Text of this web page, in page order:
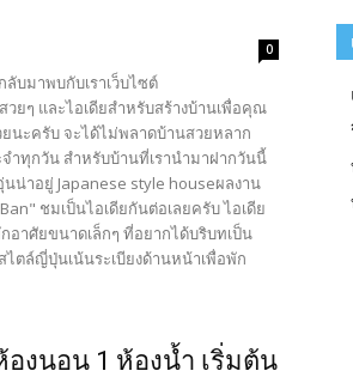
0
บมาพบกับเราเว็บไซต์
ยๆ และไอเดียสำหรับสร้างบ้านเพื่อคุณ
ยนะครับ จะได้ไม่พลาดบ้านสวยหลาก
ำทุกวัน สำหรับบ้านที่เรานำมาฝากวันนี้
น่าอยู่ Japanese style houseผลงาน
ชมเป็นไอเดียกันต่อเลยครับ ไอเดีย
าศัยขนาดเล็กๆ ที่อยากได้บริบทเป็น
ตล์ญี่ปุ่นเน้นระเบียงด้านหน้าเพื่อพัก
องนอน 1 ห้องน้ำ เริ่มต้น